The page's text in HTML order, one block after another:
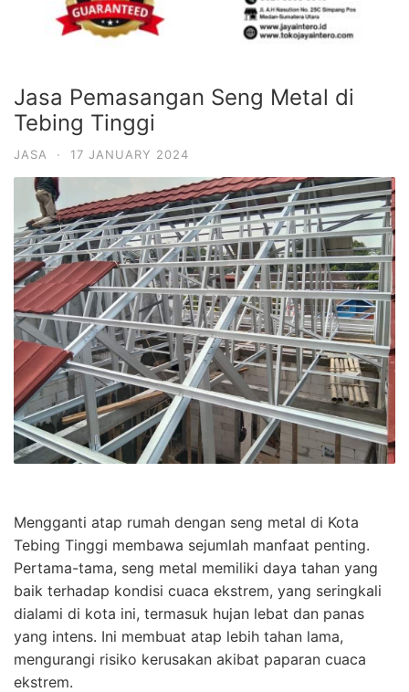
Jasa Pemasangan Seng Metal di
Tebing Tinggi
JASA · 17 JANUARY 2024
Mengganti atap rumah dengan seng metal di Kota
Tebing Tinggi membawa sejumlah manfaat penting.
Pertama-tama, seng metal memiliki daya tahan yang
baik terhadap kondisi cuaca ekstrem, yang seringkali
dialami di kota ini, termasuk hujan lebat dan panas
yang intens. Ini membuat atap lebih tahan lama,
mengurangi risiko kerusakan akibat paparan cuaca
ekstrem.